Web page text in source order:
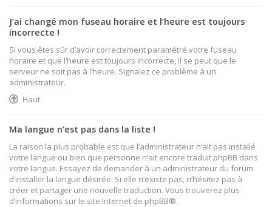
J’ai changé mon fuseau horaire et l’heure est toujours
incorrecte !
Si vous êtes sûr d’avoir correctement paramétré votre fuseau
horaire et que l’heure est toujours incorrecte, il se peut que le
serveur ne soit pas à l’heure. Signalez ce problème à un
administrateur.
Haut
Ma langue n’est pas dans la liste !
La raison la plus probable est que l’administrateur n’ait pas installé
votre langue ou bien que personne n’ait encore traduit phpBB dans
votre langue. Essayez de demander à un administrateur du forum
d’installer la langue désirée. Si elle n’existe pas, n’hésitez pas à
créer et partager une nouvelle traduction. Vous trouverez plus
d’informations sur le site Internet de phpBB®.